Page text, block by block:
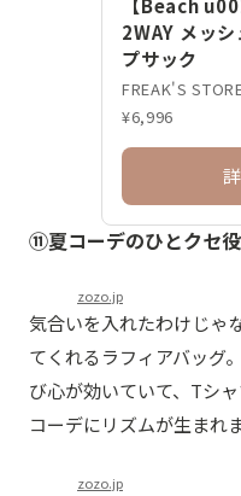
【Beach
2WAY メッ
プサック
FREAK'S
¥6,996
⑪夏コーデのひとクセ
zozo.jp
気合いを入れたわけじゃ
てくれるラフィアバッグ
び心が効いていて、Tシ
コーデにリズムが生まれま
zozo.jp